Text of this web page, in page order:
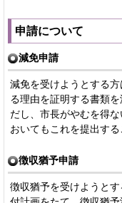
申請について
減免申請
減免を受けようとする
る理由を証明する書類
だし、市長がやむを得
おいてもこれを提出する
徴収猶予申請
徴収猶予を受けようと